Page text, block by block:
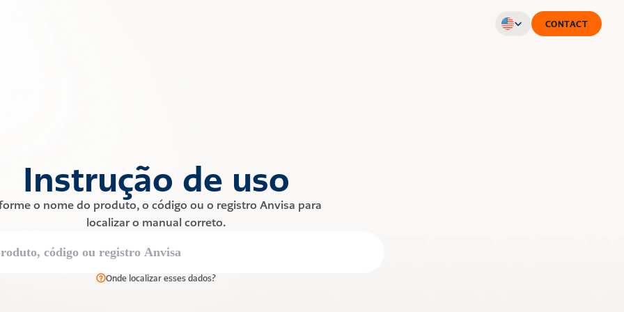
Select Language
CONTACT
Instrução de uso
o nome do produto, o código ou o registro Anvisa para
localizar o manual correto.
Onde localizar esses dados?